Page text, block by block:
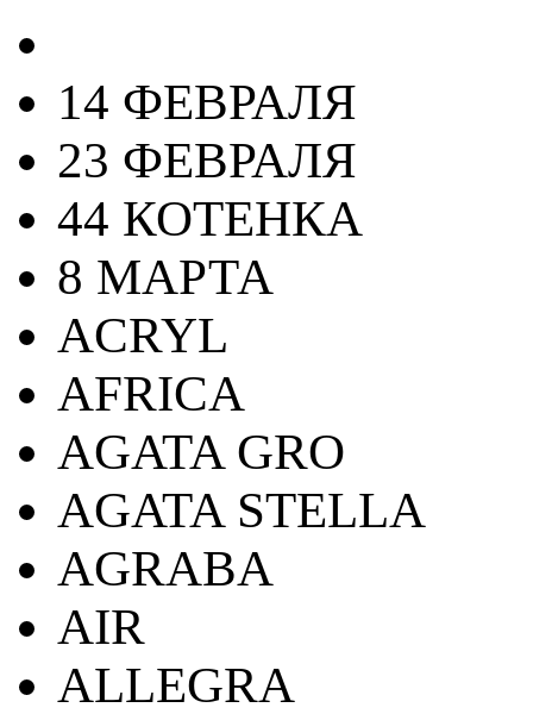
14 ФЕВРАЛЯ
23 ФЕВРАЛЯ
44 КОТЕНКА
8 МАРТА
ACRYL
AFRICA
AGATA GRO
AGATA STELLA
AGRABA
AIR
ALLEGRA